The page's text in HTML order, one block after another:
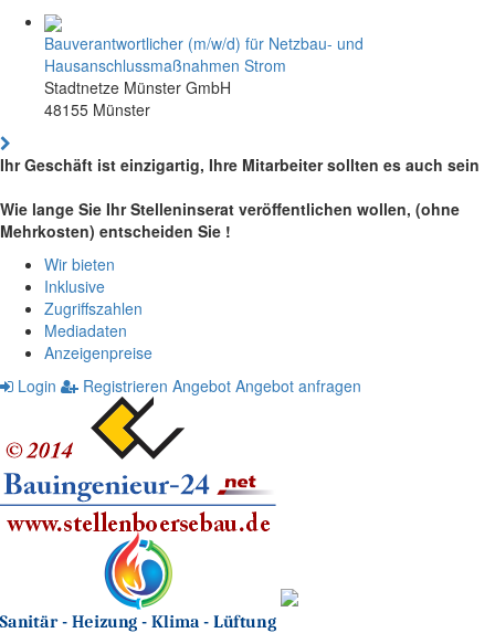
Bauverantwortlicher (m/w/d) für Netzbau- und
Hausanschlussmaßnahmen Strom
Stadtnetze Münster GmbH
48155 Münster
Ihr Geschäft ist einzigartig, Ihre Mitarbeiter sollten es auch sein
Wie lange Sie Ihr Stelleninserat veröffentlichen wollen, (ohne
Mehrkosten) entscheiden Sie !
Wir bieten
Inklusive
Zugriffszahlen
Mediadaten
Anzeigenpreise
Login
Registrieren Angebot Angebot anfragen